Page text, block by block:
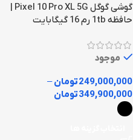
گوشی گوگل Pixel 10 Pro XL 5G |
حافظه 1tb رم 16 گیگابایت
موجود
249,000,000تومان–
349,900,000تومان